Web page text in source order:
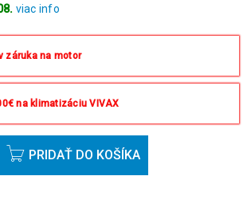
viac info
záruka na motor
na klimatizáciu VIVAX
PRIDAŤ DO KOŠÍKA